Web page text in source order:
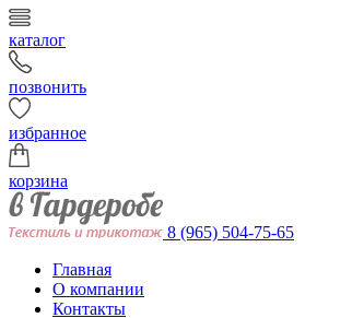
каталог
позвонить
избранное
корзина
8 (965) 504-75-65
Главная
О компании
Контакты